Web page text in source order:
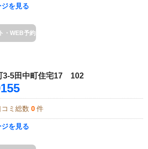
を見る
・WEB予約
3-5田中町住宅17 102
ミ総数 0 件
を見る